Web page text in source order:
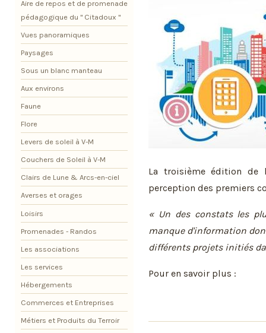
La troisième édition de
perception des premiers
« Un des constats les
manque d'information
différents projets initiés
Pour en savoir plus :
Aire de repos et de promenade
pédagogique du " Citadoux "
Vues panoramiques
Paysages
Sous un blanc manteau
Aux environs
Faune
Flore
Levers de soleil à V-M
Couchers de Soleil à V-M
Clairs de Lune & Arcs-en-ciel
Averses et orages
Loisirs
Promenades - Randos
Les associations
Les services
Hébergements
Commerces et Entreprises
Métiers et Produits du Terroir